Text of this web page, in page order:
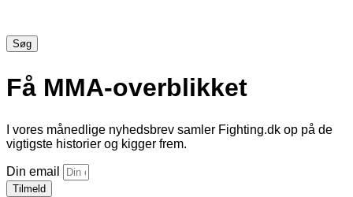
Søg
Få MMA-overblikket
I vores månedlige nyhedsbrev samler Fighting.dk op på de
vigtigste historier og kigger frem.
Din email
Tilmeld